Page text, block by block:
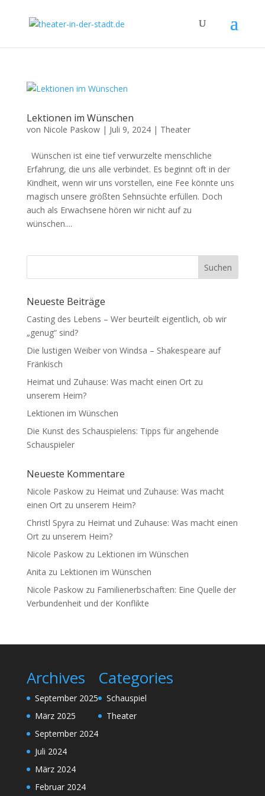
Lektionen im Wünschen
von Nicole Paskow| Juli 9, 2024| Theater
Wünschen ist eine tief verwurzelte menschliche
Erfahrung, die uns alle verbindet. Es beginnt oft in der
Kindheit, wenn wir uns vorstellen, eine Fee könnte uns
magisch unsere größten Sehnsüchte erfüllen. Doch
auch als Erwachsene hören wir nicht auf zu
wünschen....
Suchen
Neueste Beiträge
Casting des Lebens – Wer beurteilt eigentlich, ob wir
„genug“ sind?
Die lustigen Weiber von Windsa – Shakespeare auf
Fränkisch
Heimat und Zuhause: Was macht einen Ort zu
unserem Heim?
Lektionen im Wünschen
Die Kunst des Schauspielens: Tipps für angehende
Schauspieler
Neueste Kommentare
Nicole Paskowzu Heimat und Zuhause: Was macht
einen Ort zu unserem Heim?
Christl Spyra zu Heimat und Zuhause: Was macht einen
Ort zu unserem Heim?
Nicole Paskowzu Lektionen im Wünschen
Anita zu Lektionen im Wünschen
Nicole Paskowzu Familienerbschaften: Eine Quelle der
Verbundenheit und der Konflikte
Archives
September 2025
März 2025
September 2024
Juli 2024
März 2024
Februar 2024
Categories
Schauspiel
Theater